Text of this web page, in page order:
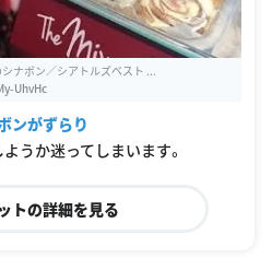
ナボン／シアトルズベスト ...
UhvHc
ンがずらり
うか迷ってしまいます。
トの詳細を見る